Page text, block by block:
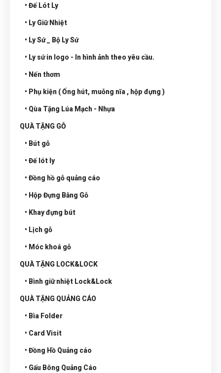
• Đế Lót Ly
• Ly Giữ Nhiệt
• Ly Sứ _ Bộ Ly Sứ
• Ly sứ in logo - In hình ảnh theo yêu cầu.
• Nến thơm
• Phụ kiện ( Ống hút, muỗng nĩa , hộp đựng )
• Qùa Tặng Lúa Mạch - Nhựa
QUÀ TẶNG GỖ
• Bút gỗ
• Đế lót ly
• Đồng hồ gỗ quảng cáo
• Hộp Đựng Bằng Gỗ
• Khay đựng bút
• Lịch gỗ
• Móc khoá gỗ
QUÀ TẶNG LOCK&LOCK
• Bình giữ nhiệt Lock&Lock
QUÀ TẶNG QUẢNG CÁO
• Bìa Folder
• Card Visit
• Đồng Hồ Quảng cáo
• Gấu Bông Quảng Cáo